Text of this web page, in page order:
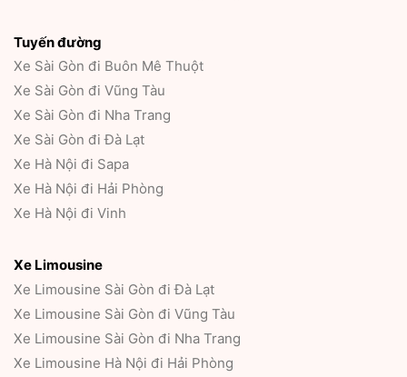
Tuyến đường
Xe Sài Gòn đi Buôn Mê Thuột
Xe Sài Gòn đi Vũng Tàu
Xe Sài Gòn đi Nha Trang
Xe Sài Gòn đi Đà Lạt
Xe Hà Nội đi Sapa
Xe Hà Nội đi Hải Phòng
Xe Hà Nội đi Vinh
Xe Limousine
Xe Limousine Sài Gòn đi Đà Lạt
Xe Limousine Sài Gòn đi Vũng Tàu
Xe Limousine Sài Gòn đi Nha Trang
Xe Limousine Hà Nội đi Hải Phòng